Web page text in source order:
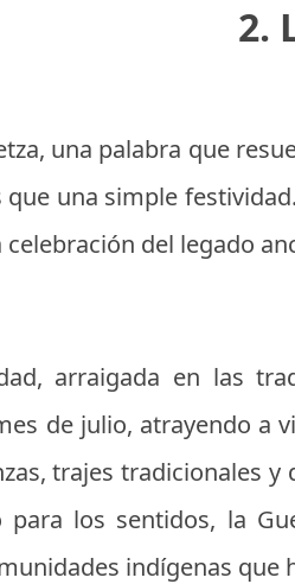
2.
una palabra que
una simple
celebración del legado
arraigada en las
de julio, atrayendo a
trajes tradicionales
para los sentidos, la
indígenas que